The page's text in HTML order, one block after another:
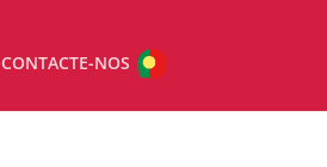
CONTACTE-NOS